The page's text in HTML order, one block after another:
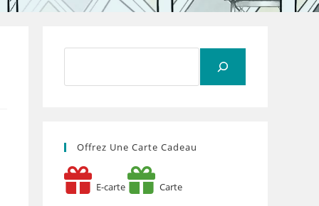
Offrez Une Carte Cadeau
E-carte Carte